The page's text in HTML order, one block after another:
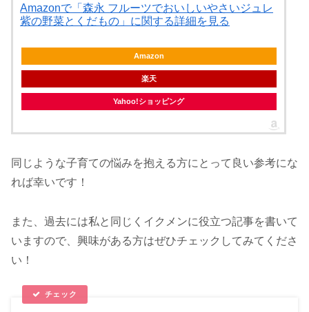
Amazonで「森永 フルーツでおいしいやさいジュレ
紫の野菜とくだもの」に関する詳細を見る
Amazon
楽天
Yahoo!ショッピング
同じような子育ての悩みを抱える方にとって良い参考にな
れば幸いです！
また、過去には私と同じくイクメンに役立つ記事を書いて
いますので、興味がある方はぜひチェックしてみてくださ
い！